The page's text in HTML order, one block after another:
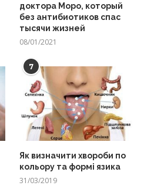
доктора Моро, который
без антибиотиков спас
тысячи жизней
08/01/2021
7
Як визначити хвороби по
кольору та формі язика
31/03/2019